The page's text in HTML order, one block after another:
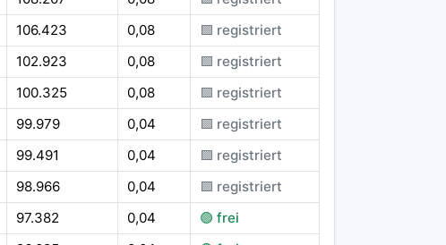
106.423 0,08
🟪 registriert
102.923 0,08
🟪 registriert
100.325 0,08
🟪 registriert
99.979 0,04
🟪 registriert
99.491 0,04
🟪 registriert
98.966 0,04
🟪 registriert
97.382 0,04
🟢 frei